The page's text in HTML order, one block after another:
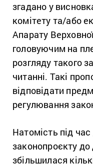
згадано у
комітету та/або
Апарату
головуючим на
розгляду такого
читанні. Такі
відповідати
регулювання
Натомість під
законопроєкту до
збільшилася